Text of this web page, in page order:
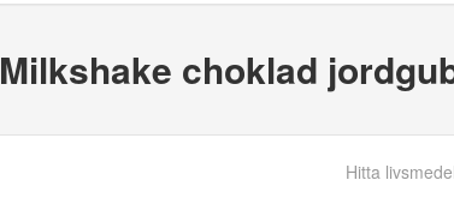
Milkshake choklad
Hitta livsmedel